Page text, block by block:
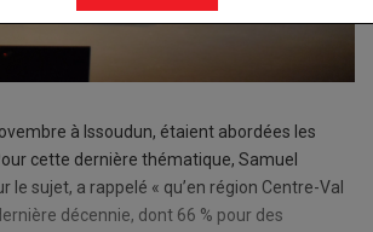
à Issoudun, étaient abordées les
cette dernière thématique, Samuel
sujet, a rappelé « qu’en région Centre-Val
décennie, dont 66 % pour des